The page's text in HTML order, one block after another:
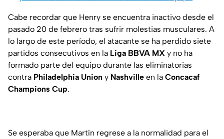
Cabe recordar que Henry se encuentra inactivo desde el
pasado 20 de febrero tras sufrir molestias musculares. A
lo largo de este período, el atacante se ha perdido siete
partidos consecutivos en la Liga BBVA MX y no ha
formado parte del equipo durante las eliminatorias
contra Philadelphia Union y Nashville en la Concacaf
Champions Cup.
Se esperaba que Martín regrese a la normalidad para el